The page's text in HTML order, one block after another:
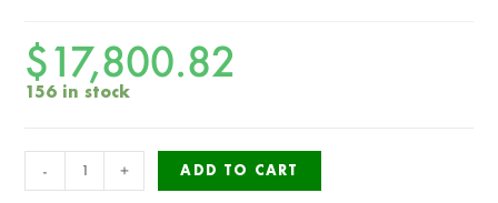
$17,800.82
156 in stock
Porcelanato
San
- + ADD TO CART